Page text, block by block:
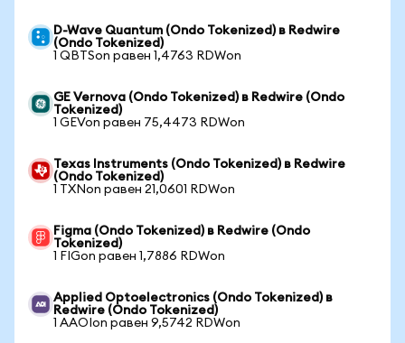
D-Wave Quantum (Ondo Tokenized) в Redwire
(Ondo Tokenized)
1 QBTSon равен 1,4763 RDWon
GE Vernova (Ondo Tokenized) в Redwire (Ondo
Tokenized)
1 GEVon равен 75,4473 RDWon
Texas Instruments (Ondo Tokenized) в Redwire
(Ondo Tokenized)
1 TXNon равен 21,0601 RDWon
Figma (Ondo Tokenized) в Redwire (Ondo
Tokenized)
1 FIGon равен 1,7886 RDWon
Applied Optoelectronics (Ondo Tokenized) в
Redwire (Ondo Tokenized)
1 AAOIon равен 9,5742 RDWon